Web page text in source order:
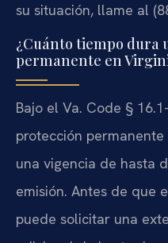
su situación, llame al
¿Cuánto tiempo dura
permanente en
Bajo el Va. Code §
protección
una vigencia de hasta
emisión. Antes de que
puede solicitar una